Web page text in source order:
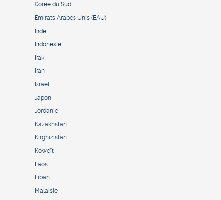
Corée du Sud
Émirats Arabes Unis (EAU)
Inde
Indonésie
Irak
Iran
Israël
Japon
Jordanie
Kazakhstan
Kirghizistan
Koweït
Laos
Liban
Malaisie